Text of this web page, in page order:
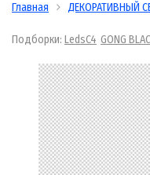
Главная ДЕКОРАТИВНЫЙ
Подборки: LedsC4 GONG